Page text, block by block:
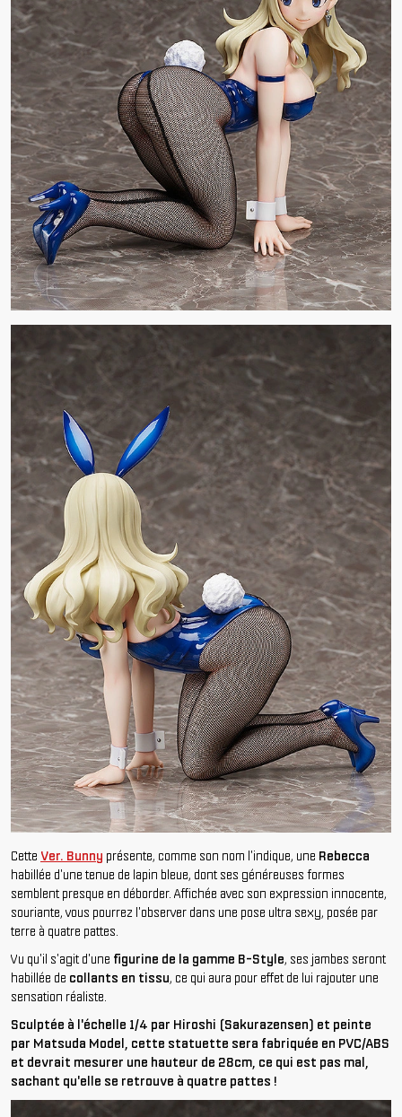
Cette Ver. Bunny présente, comme son nom l'indique, une Rebecca
habillée d'une tenue de lapin bleue, dont ses généreuses formes
semblent presque en déborder. Affichée avec son expression innocente,
souriante, vous pourrez l'observer dans une pose ultra sexy, posée par
terre à quatre pattes.
Vu qu'il s'agit d'une figurine de la gamme B-Style, ses jambes seront
habillée de collants en tissu, ce qui aura pour effet de lui rajouter une
sensation réaliste.
Sculptée à l'échelle 1/4 par Hiroshi (Sakurazensen) et peinte
par Matsuda Model, cette statuette sera fabriquée en PVC/ABS
et devrait mesurer une hauteur de 28cm, ce qui est pas mal,
sachant qu'elle se retrouve à quatre pattes !